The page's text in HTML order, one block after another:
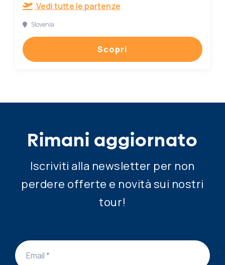
Vedi tutte le partenze
Slovenia
Scopri
Rimani aggiornato
Iscriviti alla newsletter per non
perdere offerte e novità sui nostri
tour!